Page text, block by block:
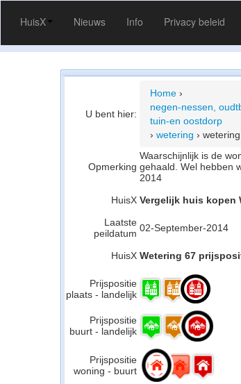
HuisX Nieuws Info Privacy beleid
U bent hier:
Home ›
negen-nessen,
tuin-en oostdorp
› wetering ›
Opmerking
Waarschijnlijk is de
gehaald. Wel hebben
2014
HuisX Vergelijk huis kopen
Laatste
peildatum 02-September-2014
HuisX Wetering 67
Prijspositie
plaats - landelijk
Prijspositie
buurt - landelijk
Prijspositie
woning - buurt